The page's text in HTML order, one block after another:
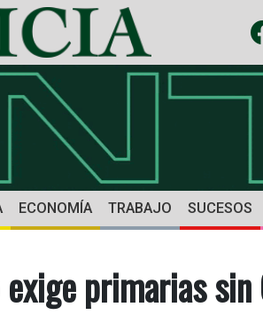
ECONOMÍA TRABAJO SUCESOS
primarias sin